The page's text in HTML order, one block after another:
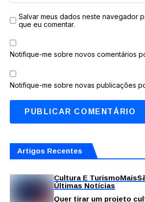
Salvar meus dados neste navegador
que eu comentar.
Notifique-me sobre novos comentários
Notifique-me sobre novas publicações
Artigos Recentes
Cultura E TurismoMais
Últimas Notícias
Quer tirar um projeto